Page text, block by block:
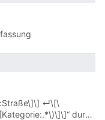
↵\[\
durch